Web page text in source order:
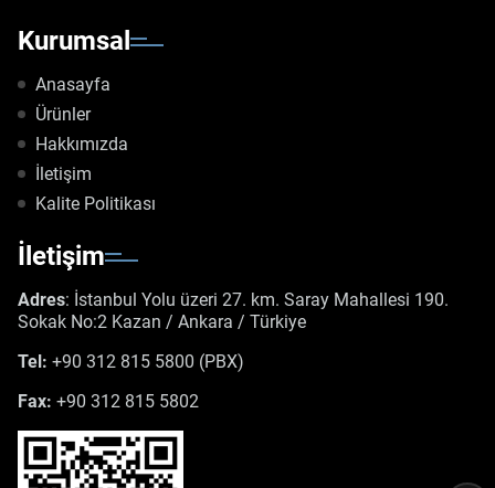
Kurumsal
Anasayfa
Ürünler
Hakkımızda
İletişim
Kalite Politikası
İletişim
Adres: İstanbul Yolu üzeri 27. km. Saray Mahallesi 190.
Sokak No:2 Kazan / Ankara / Türkiye
Tel: +90 312 815 5800 (PBX)
Fax: +90 312 815 5802